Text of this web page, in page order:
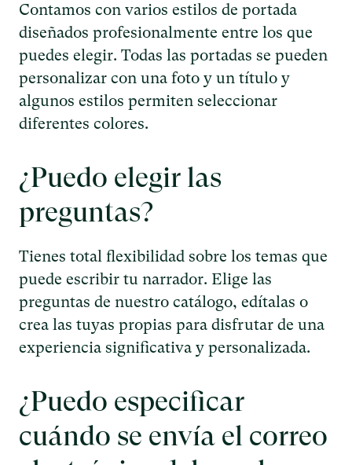
Contamos con varios estilos de portada
diseñados profesionalmente entre los que
puedes elegir. Todas las portadas se pueden
personalizar con una foto y un título y
algunos estilos permiten seleccionar
diferentes colores.
¿Puedo elegir las
preguntas?
Tienes total flexibilidad sobre los temas que
puede escribir tu narrador. Elige las
preguntas de nuestro catálogo, edítalas o
crea las tuyas propias para disfrutar de una
experiencia significativa y personalizada.
¿Puedo especificar
cuándo se envía el correo